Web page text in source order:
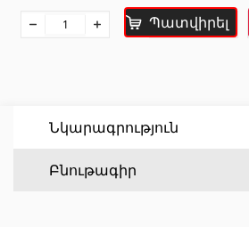
Կվարցներ(6)
Պատվիրել
Նկարագրություն
Բնութագիր